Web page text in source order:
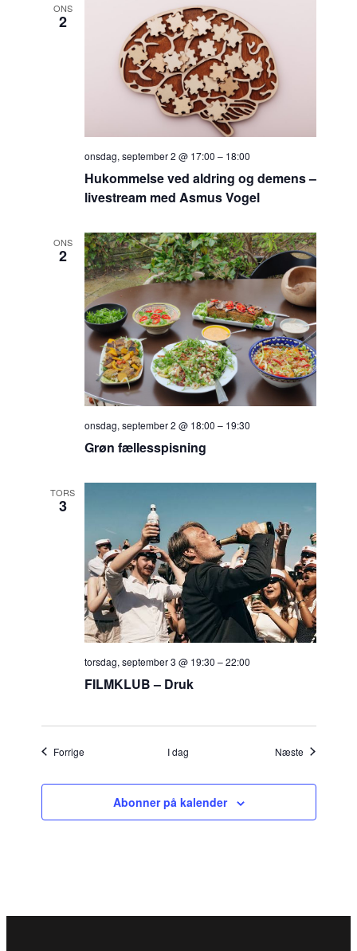
ONS
2
Hukommelse ved aldring og demens –
livestream med Asmus Vogel
onsdag, september 2 @ 17:00 – 18:00
ONS
2
Grøn fællesspisning
onsdag, september 2 @ 18:00 – 19:30
TORS
3
FILMKLUB – Druk
torsdag, september 3 @ 19:30 –22:00
ForrigeBegivenheder I dag Næste
Abonner på kalender